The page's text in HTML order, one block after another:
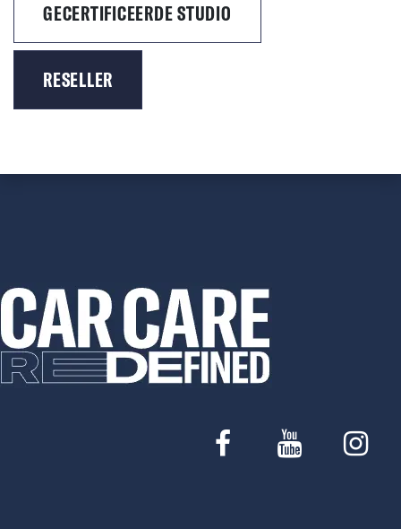
GECERTIFICEERDE STUDIO
RESELLER